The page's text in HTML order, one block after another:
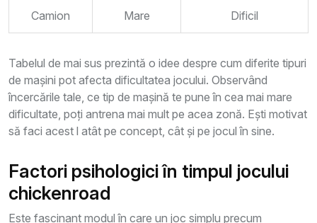
Camion Mare Dificil
Tabelul de mai sus prezintă o idee despre cum diferite tipuri
de mașini pot afecta dificultatea jocului. Observând
încercările tale, ce tip de mașină te pune în cea mai mare
dificultate, poți antrena mai mult pe acea zonă. Ești motivat
să faci acest l atât pe concept, cât și pe jocul în sine.
Factori psihologici în timpul jocului
chickenroad
Este fascinant modul în care un joc simplu precum